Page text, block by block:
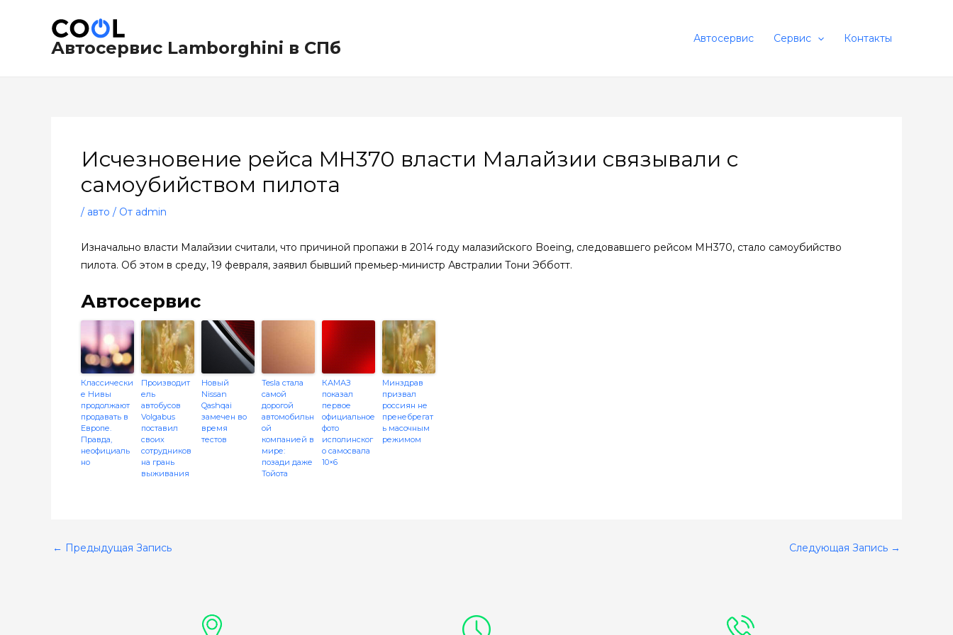
содержимомуАвтосервис Lamborghini в СПб Автосервис Сервис Контакты
Исчезновение рейса MH370 власти Малайзии связывали с
самоубийством пилота
/ авто / От admin
Изначально власти Малайзии считали, что причиной пропажи в 2014 году малазийского Boeing, следовавшего рейсом MH370, стало самоубийство
пилота. Об этом в среду, 19 февраля, заявил бывший премьер-министр Австралии Тони Эбботт.
Автосервис
Классически
е Нивы
продолжают
продавать в
Европе.
Правда,
неофициаль
но
Производит
ель
автобусов
Volgabus
поставил
своих
сотрудников
на грань
выживания
Новый
Nissan
Qashqai
замечен во
время
тестов
Tesla стала
самой
дорогой
автомобильн
ой
компанией в
мире:
позади даже
Тойота
КАМАЗ
показал
первое
официальное
фото
исполинског
о самосвала
10×6
Минздрав
призвал
россиян не
пренебрегат
ь масочным
режимом
по
записям
← Предыдущая Запись Следующая Запись →